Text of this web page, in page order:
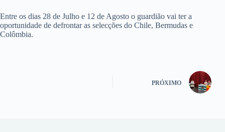
Entre os dias 28 de Julho e 12 de Agosto o guardião vai ter a
oportunidade de defrontar as selecções do Chile, Bermudas e
Colômbia.
PRÓXIMO